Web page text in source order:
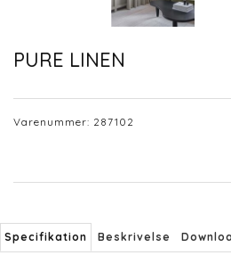
PURE LINEN
Varenummer: 287102
Specifikation Beskrivelse